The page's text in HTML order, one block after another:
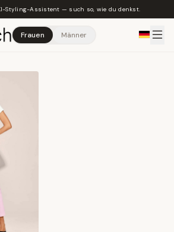
Styling-Assistent — such so, wie du denkst.
Frauen Männer